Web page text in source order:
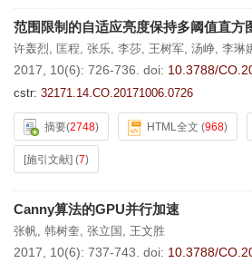
范围限制的自适应亮度保持多阈值直方
许轰烈, 匡程, 张乐, 李莎, 王树军, 汤峥, 李琳
2017, 10(6): 726-736. doi: 10.3788/
cstr: 32171.14.CO.20171006.0726
摘要(2748) HTML全文 (968)
[施引文献] (7)
Canny算法的GPU并行加速
张帆, 韩树奎, 张立国 , 王文胜
2017, 10(6): 737-743. doi: 10.3788/